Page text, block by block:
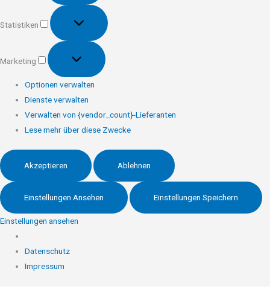
Statistiken
Statistiken
Marketing
Marketing
Optionen verwalten
Dienste verwalten
Verwalten von {vendor_count}-Lieferanten
Lese mehr über diese Zwecke
Akzeptieren Ablehnen
Einstellungen Ansehen Einstellungen Speichern
Einstellungen ansehen
Datenschutz
Impressum